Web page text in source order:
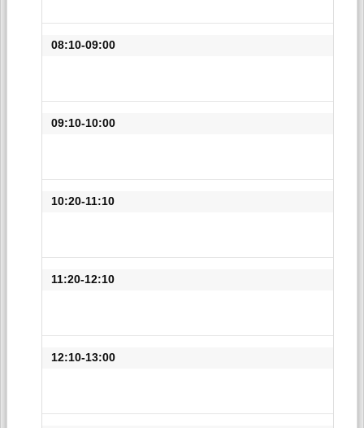
08:10-09:00
09:10-10:00
10:20-11:10
11:20-12:10
12:10-13:00